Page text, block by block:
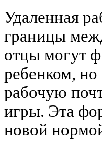
Удаленная
границы
отцы могут
ребенком, но
рабочую
игры. Эта
новой